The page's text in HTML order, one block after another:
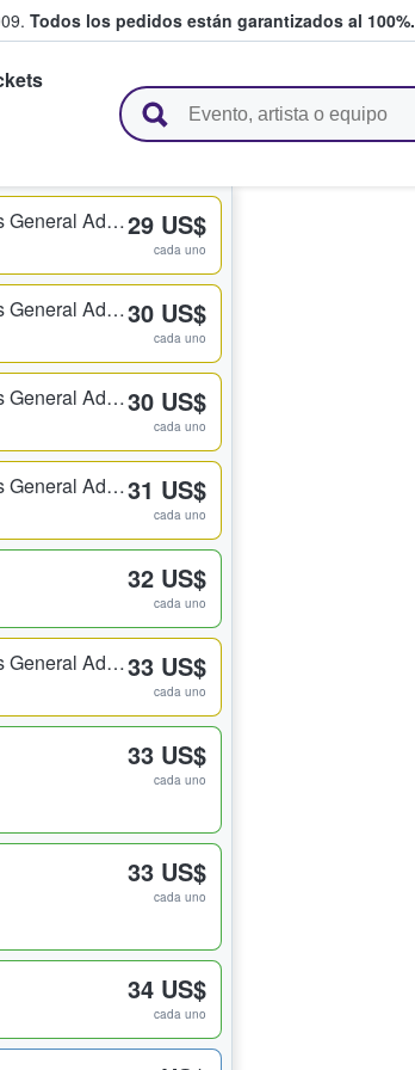
Todos los pedidos están garantizados al 100%.
entre fans
Emerald City Supporters General Admission29 US$
cada uno
Emerald City Supporters General Admission30 US$
cada uno
Emerald City Supporters General Admission30 US$
cada uno
Emerald City Supporters General Admission31 US$
cada uno
32 US$
cada uno
Emerald City Supporters General Admission33 US$
cada uno
33 US$
cada uno
33 US$
cada uno
34 US$
cada uno